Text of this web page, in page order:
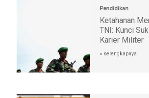
Pendidikan
Ketahanan
TNI: Kunci
Karier Militer
» selengkapnya